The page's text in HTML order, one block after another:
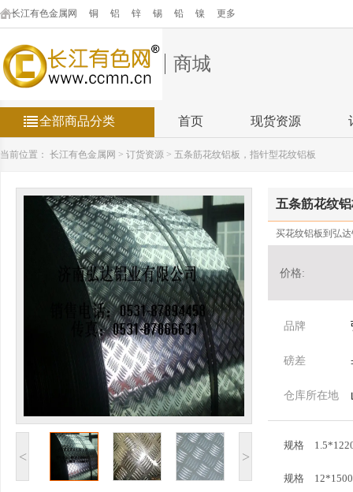
长江有色金属网 铜 铝 锌 锡 铅 镍 更多
商城
全部商品分类 首页 现货资源
当前位置： 长江有色金属网 > 订货资源 > 五条筋花纹铝板，指针型花纹铝板
< >
五条筋花纹
买花纹铝板到弘
价格:
品牌
磅差
仓库所在地
规格
规格